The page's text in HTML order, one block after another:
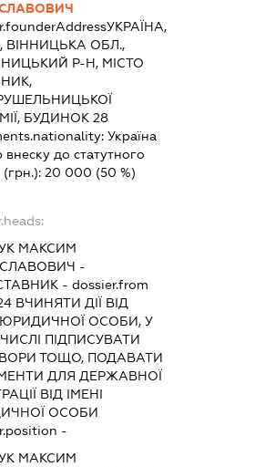
УКРАЇНА,
ВІННИЦЬКА ОБЛ.,
Р-Н, МІСТО
БУДИНОК 28
Україна
внеску до статутного
(грн.):20 000 (50 %)
МАКСИМ
-
- dossier.from
ВЧИНЯТИ ДІЇ ВІД
ЮРИДИЧНОЇ ОСОБИ, У
ПІДПИСУВАТИ
ТОЩО, ПОДАВАТИ
ДЛЯ ДЕРЖАВНОЇ
ВІД ІМЕНІ
ОСОБИ
-
МАКСИМ